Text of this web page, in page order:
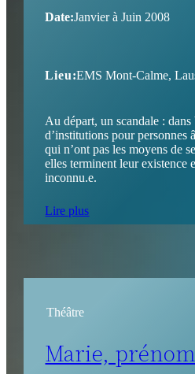
Date:Janvier à Juin 2008
Lieu:EMS Mont-Calme,
Au départ, un scandale :
d’institutions pour personnes
qui n’ont pas les moyens de
elles terminent leur existence
inconnu.e.
Lire plus
Théâtre
Marie,